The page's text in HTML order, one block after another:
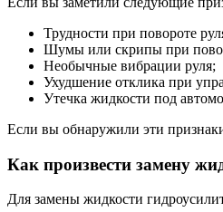
Трудности при повороте
Шумы или скрипы при
Необычные вибрации руля;
Ухудшение отклика при
Утечка жидкости под
Если вы обнаружили эти
Как произвести замену
Для замены жидкости